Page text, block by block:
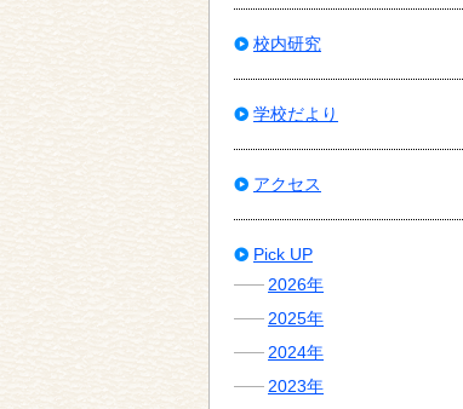
校内研究
学校だより
アクセス
Pick UP
2026年
2025年
2024年
2023年